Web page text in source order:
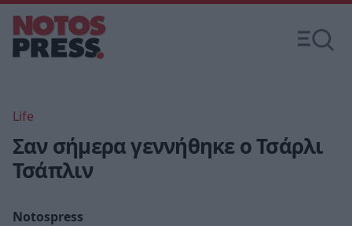
Life
Σαν σήμερα γεννήθηκε ο Τσάρλι
Τσάπλιν
Notospress